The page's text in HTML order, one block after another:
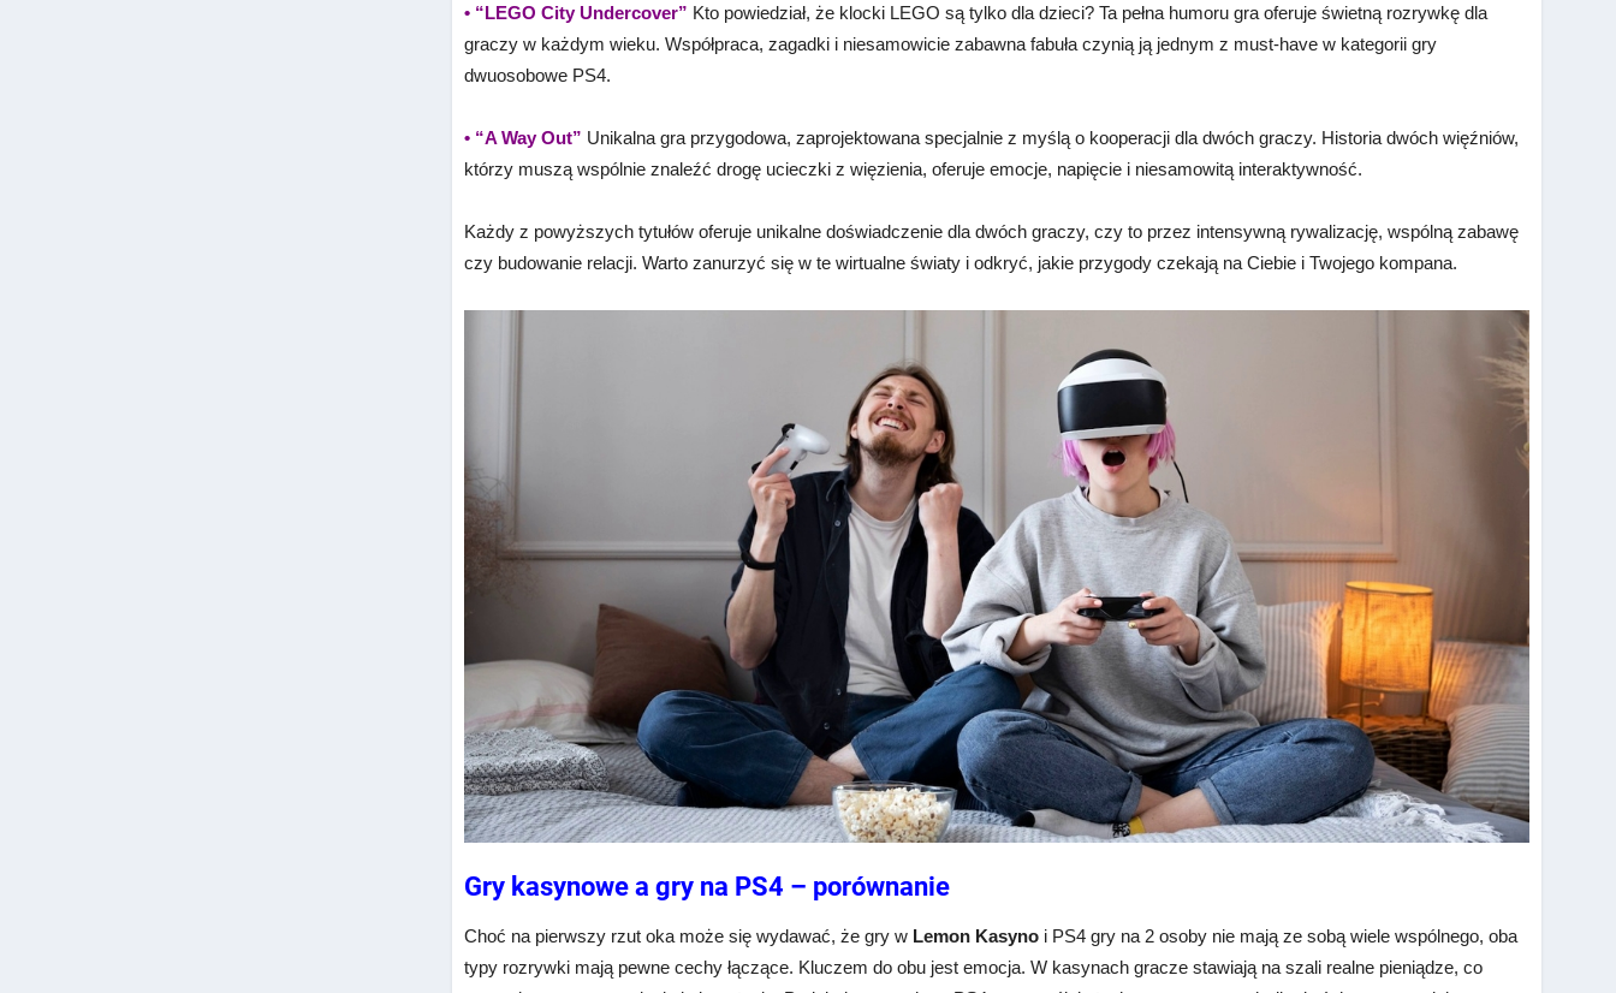
• “LEGO City Undercover” Kto powiedział, że klocki LEGO są tylko dla dzieci? Ta pełna humoru gra oferuje świetną rozrywkę dla
graczy w każdym wieku. Współpraca, zagadki i niesamowicie zabawna fabuła czynią ją jednym z must-have w kategorii gry
dwuosobowe PS4.
• “A Way Out” Unikalna gra przygodowa, zaprojektowana specjalnie z myślą o kooperacji dla dwóch graczy. Historia dwóch więźniów,
którzy muszą wspólnie znaleźć drogę ucieczki z więzienia, oferuje emocje, napięcie i niesamowitą interaktywność.
Każdy z powyższych tytułów oferuje unikalne doświadczenie dla dwóch graczy, czy to przez intensywną rywalizację, wspólną zabawę
czy budowanie relacji. Warto zanurzyć się w te wirtualne światy i odkryć, jakie przygody czekają na Ciebie i Twojego kompana.
Gry kasynowe a gry na PS4 – porównanie
Choć na pierwszy rzut oka może się wydawać, że gry w Lemon Kasyno i PS4 gry na 2 osoby nie mają ze sobą wiele wspólnego, oba
typy rozrywki mają pewne cechy łączące. Kluczem do obu jest emocja. W kasynach gracze stawiają na szali realne pieniądze, co